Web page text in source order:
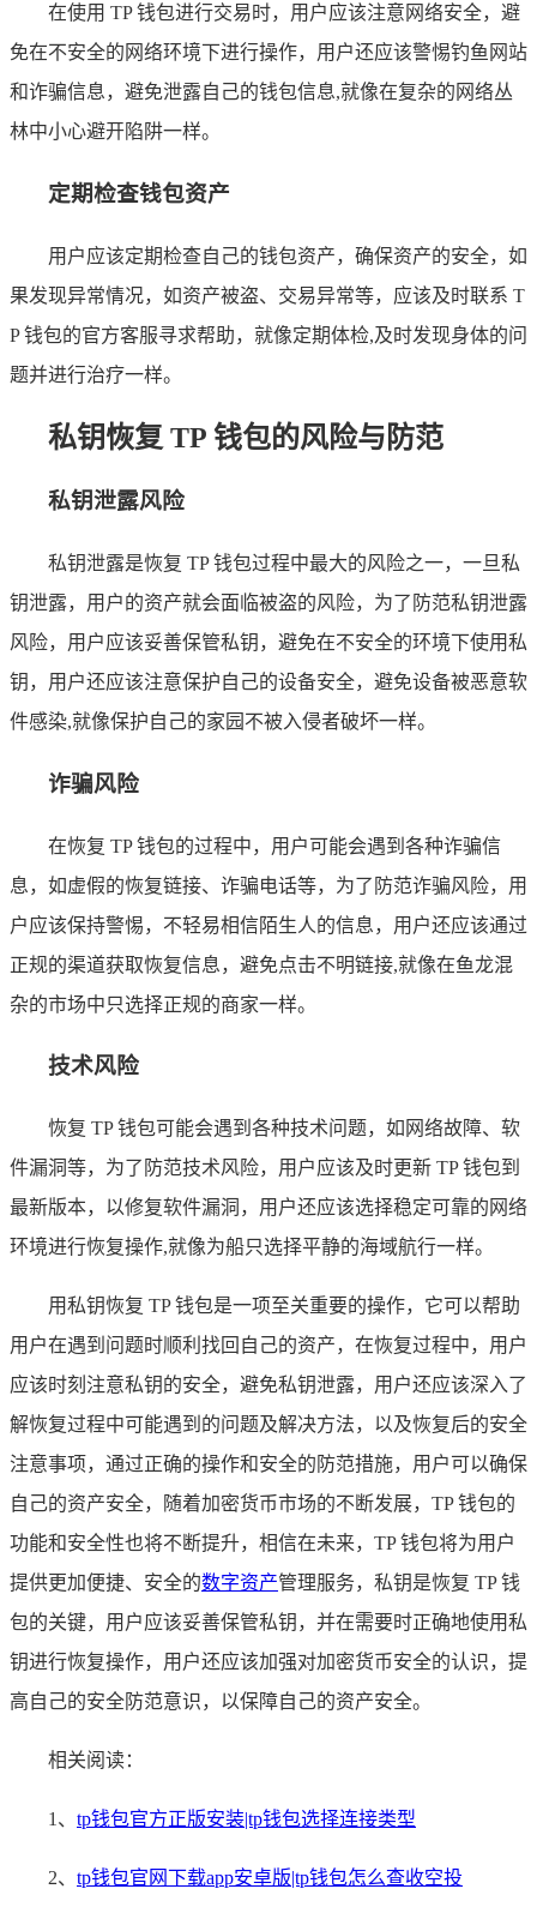
在使用 TP 钱包进行交易时，用户应该注意网络安全，避
免在不安全的网络环境下进行操作，用户还应该警惕钓鱼网站
和诈骗信息，避免泄露自己的钱包信息,就像在复杂的网络丛
林中小心避开陷阱一样。
定期检查钱包资产
用户应该定期检查自己的钱包资产，确保资产的安全，如
果发现异常情况，如资产被盗、交易异常等，应该及时联系 T
P 钱包的官方客服寻求帮助，就像定期体检,及时发现身体的问
题并进行治疗一样。
私钥恢复 TP 钱包的风险与防范
私钥泄露风险
私钥泄露是恢复 TP 钱包过程中最大的风险之一，一旦私
钥泄露，用户的资产就会面临被盗的风险，为了防范私钥泄露
风险，用户应该妥善保管私钥，避免在不安全的环境下使用私
钥，用户还应该注意保护自己的设备安全，避免设备被恶意软
件感染,就像保护自己的家园不被入侵者破坏一样。
诈骗风险
在恢复 TP 钱包的过程中，用户可能会遇到各种诈骗信
息，如虚假的恢复链接、诈骗电话等，为了防范诈骗风险，用
户应该保持警惕，不轻易相信陌生人的信息，用户还应该通过
正规的渠道获取恢复信息，避免点击不明链接,就像在鱼龙混
杂的市场中只选择正规的商家一样。
技术风险
恢复 TP 钱包可能会遇到各种技术问题，如网络故障、软
件漏洞等，为了防范技术风险，用户应该及时更新 TP 钱包到
最新版本，以修复软件漏洞，用户还应该选择稳定可靠的网络
环境进行恢复操作,就像为船只选择平静的海域航行一样。
用私钥恢复 TP 钱包是一项至关重要的操作，它可以帮助
用户在遇到问题时顺利找回自己的资产，在恢复过程中，用户
应该时刻注意私钥的安全，避免私钥泄露，用户还应该深入了
解恢复过程中可能遇到的问题及解决方法，以及恢复后的安全
注意事项，通过正确的操作和安全的防范措施，用户可以确保
自己的资产安全，随着加密货币市场的不断发展，TP 钱包的
功能和安全性也将不断提升，相信在未来，TP 钱包将为用户
提供更加便捷、安全的数字资产管理服务，私钥是恢复 TP 钱
包的关键，用户应该妥善保管私钥，并在需要时正确地使用私
钥进行恢复操作，用户还应该加强对加密货币安全的认识，提
高自己的安全防范意识，以保障自己的资产安全。
相关阅读：
1、 tp钱包官方正版安装|tp钱包选择连接类型
2、 tp钱包官网下载app安卓版|tp钱包怎么查收空投